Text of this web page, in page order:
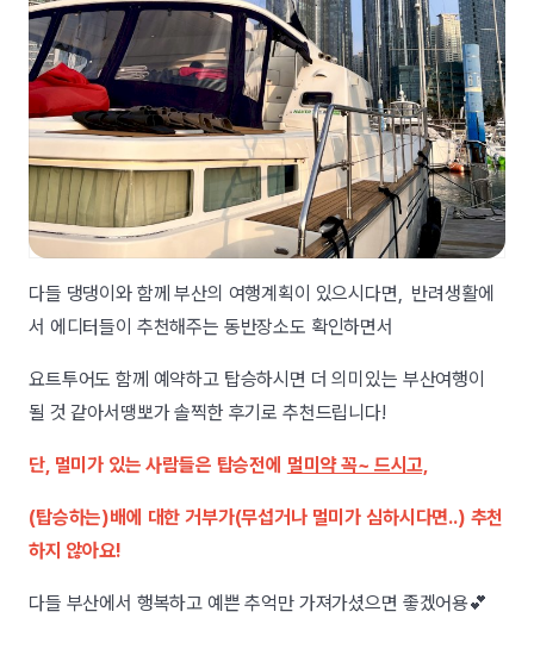
다들 댕댕이와 함께 부산의 여행계획이 있으시다면, 반려생활에
서 에디터들이 추천해주는 동반장소도 확인하면서
요트투어도 함께 예약하고 탑승하시면 더 의미있는 부산여행이
될 것 같아서땡뽀가 솔찍한 후기로 추천드립니다!
단, 멀미가 있는 사람들은 탑승전에 멀미약 꼭~ 드시고,
(탑승하는)배에 대한 거부가(무섭거나 멀미가 심하시다면..) 추천
하지 않아요!
다들 부산에서 행복하고 예쁜 추억만 가져가셨으면 좋겠어용💕